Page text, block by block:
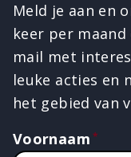
Meld je aan en
keer per
mail met
leuke acties en
het gebied van
Voornaam